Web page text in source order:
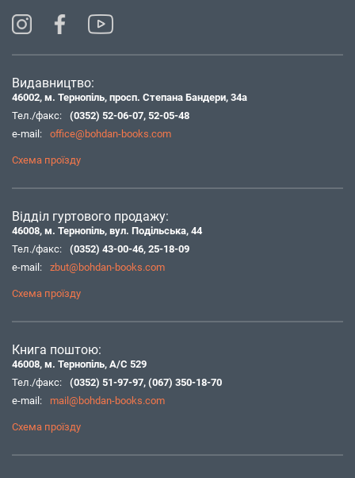
Видавництво:
46002, м. Тернопіль, просп. Степана Бандери, 34а
Тел./факс:
(0352) 52-06-07, 52-05-48
e-mail:
office@bohdan-books.com
Схема проїзду
Відділ гуртового продажу:
46008, м. Тернопіль, вул. Подільська, 44
Тел./факс:
(0352) 43-00-46, 25-18-09
e-mail:
zbut@bohdan-books.com
Схема проїзду
Книга поштою:
46008, м. Тернопіль, А/С 529
Тел./факс:
(0352) 51-97-97, (067) 350-18-70
e-mail:
mail@bohdan-books.com
Схема проїзду